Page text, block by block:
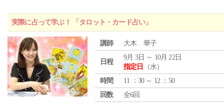
実際に占って学ぶ！ 「タロット・カード占い」
講師 大木 華子
日程
9月 3日 ～ 10月 22日
指定日
（水）
時間
11 ：30 ～ 12 ：50
回数
全6回